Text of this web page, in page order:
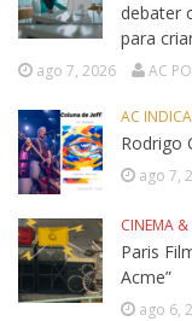
debater
para
ago 7, 2026 AC
AC INDICA
Rodrigo
ago 7,
CINEMA
Paris
Acme”
ago 6,